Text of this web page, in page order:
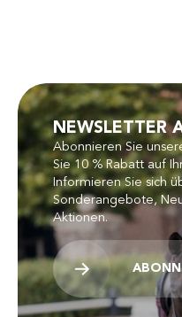
NEWSLETTER
Abonnieren Sie
Sie 10 % Rabatt auf
Informieren Sie sich
Sonderangebote,
Aktionen.